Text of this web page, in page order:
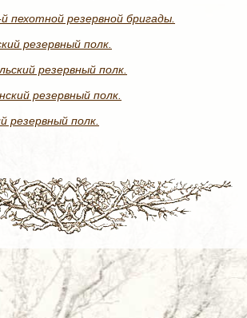
пехотной резервной бригады.
резервный полк.
резервный полк.
резервный полк.
резервный полк.